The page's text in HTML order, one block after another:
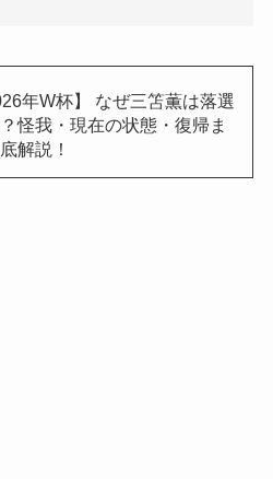
年W杯】 なぜ三笘薫は落選
怪我・現在の状態・復帰ま
解説！